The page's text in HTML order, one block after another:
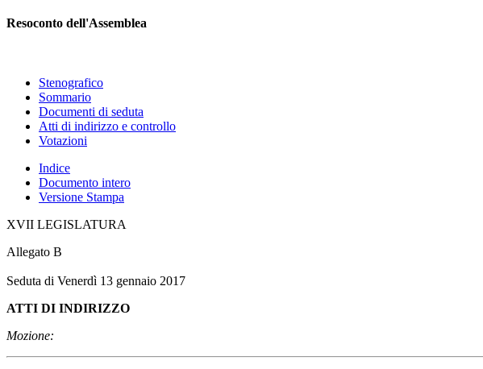
Resoconto dell'Assemblea
Stenografico
Sommario
Documenti di seduta
Atti di indirizzo e controllo
Votazioni
Indice
Documento intero
Versione Stampa
XVII LEGISLATURA
Allegato B
Seduta di Venerdì 13 gennaio 2017
ATTI DI INDIRIZZO
Mozione: